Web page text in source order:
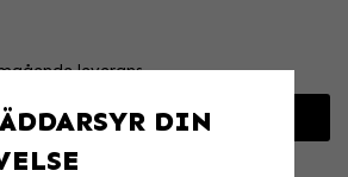
leverans
Lägg i varukorgenDIN